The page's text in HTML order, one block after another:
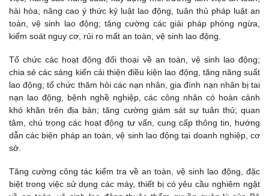
hài hòa; nâng cao ý thức kỷ luật lao động, tuân thủ pháp luật an
toàn, vệ sinh lao động; tăng cường các giải pháp phòng ngừa,
kiểm soát nguy cơ, rủi ro mất an toàn, vệ sinh lao động.
Tổ chức các hoạt động đối thoại về an toàn, vệ sinh lao động;
chia sẻ các sáng kiến cải thiện điều kiện lao động, tăng năng suất
lao động; tổ chức thăm hỏi các nạn nhân, gia đình nạn nhân bị tai
nạn lao động, bệnh nghề nghiệp, các công nhân có hoàn cảnh
khó khăn trên địa bàn; tăng cường giám sát sự tuân thủ; quan
tâm, chú trọng các hoạt động tư vấn, cung cấp thông tin, hướng
dẫn các biện pháp an toàn, vệ sinh lao động tại doanh nghiệp, cơ
sở.
Tăng cường công tác kiểm tra về an toàn, vệ sinh lao động, đặc
biệt trong việc sử dụng các máy, thiết bị có yêu cầu nghiêm ngặt